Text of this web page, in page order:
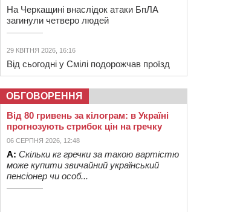
На Черкащині внаслідок атаки БпЛА
загинули четверо людей
29 КВІТНЯ 2026, 16:16
Від сьогодні у Смілі подорожчав проїзд
ОБГОВОРЕННЯ
Від 80 гривень за кілограм: в Україні
прогнозують стрибок цін на гречку
06 СЕРПНЯ 2026, 12:48
А: Скільки кг гречки за такою вартістю
може купити звичайний український
пенсіонер чи особ...